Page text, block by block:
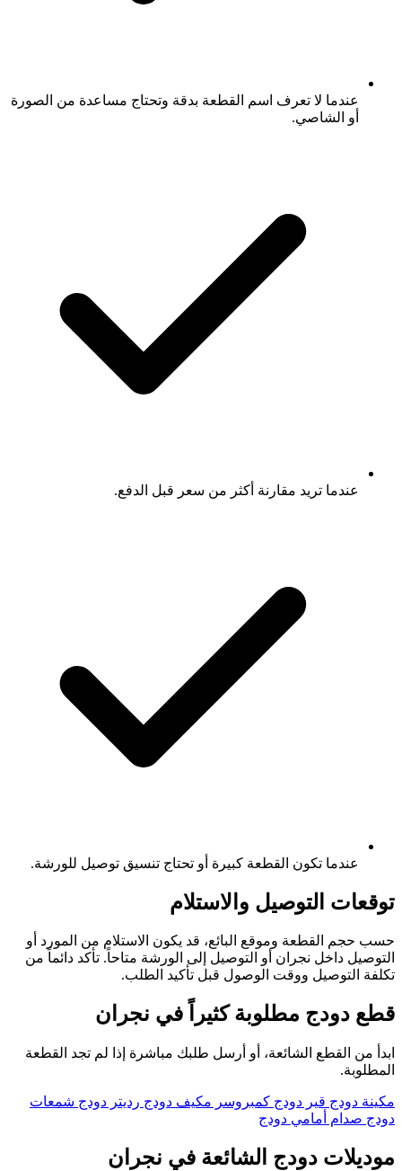
عندما لا تعرف اسم القطعة بدقة وتحتاج مساعدة من الصورة
أو الشاصي.
عندما تريد مقارنة أكثر من سعر قبل الدفع.
عندما تكون القطعة كبيرة أو تحتاج تنسيق توصيل للورشة.
توقعات التوصيل والاستلام
حسب حجم القطعة وموقع البائع، قد يكون الاستلام من المورد أو
التوصيل داخل نجران أو التوصيل إلى الورشة متاحاً. تأكد دائماً من
تكلفة التوصيل ووقت الوصول قبل تأكيد الطلب.
قطع دودج مطلوبة كثيراً في نجران
ابدأ من القطع الشائعة، أو أرسل طلبك مباشرة إذا لم تجد القطعة
المطلوبة.
مكينة دودج قير دودج كمبروسر مكيف دودج رديتر دودج شمعات
دودج صدام أمامي دودج
موديلات دودج الشائعة في نجران